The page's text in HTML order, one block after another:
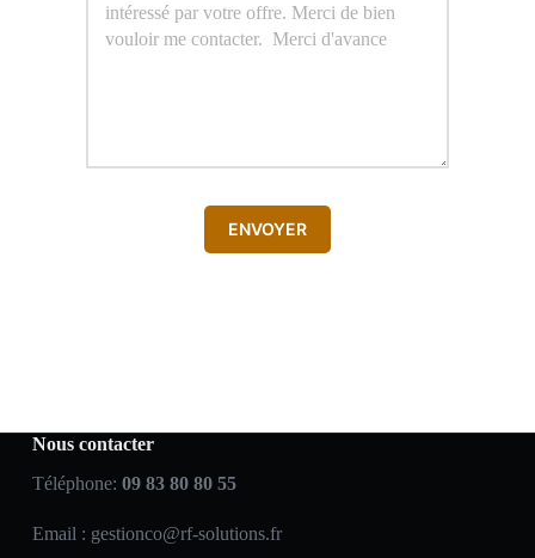
ENVOYER
Nous contacter
Téléphone: 09 83 80 80 55
Email : gestionco@rf-solutions.fr